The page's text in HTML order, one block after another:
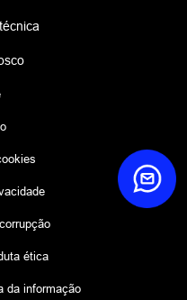
ética
da informação